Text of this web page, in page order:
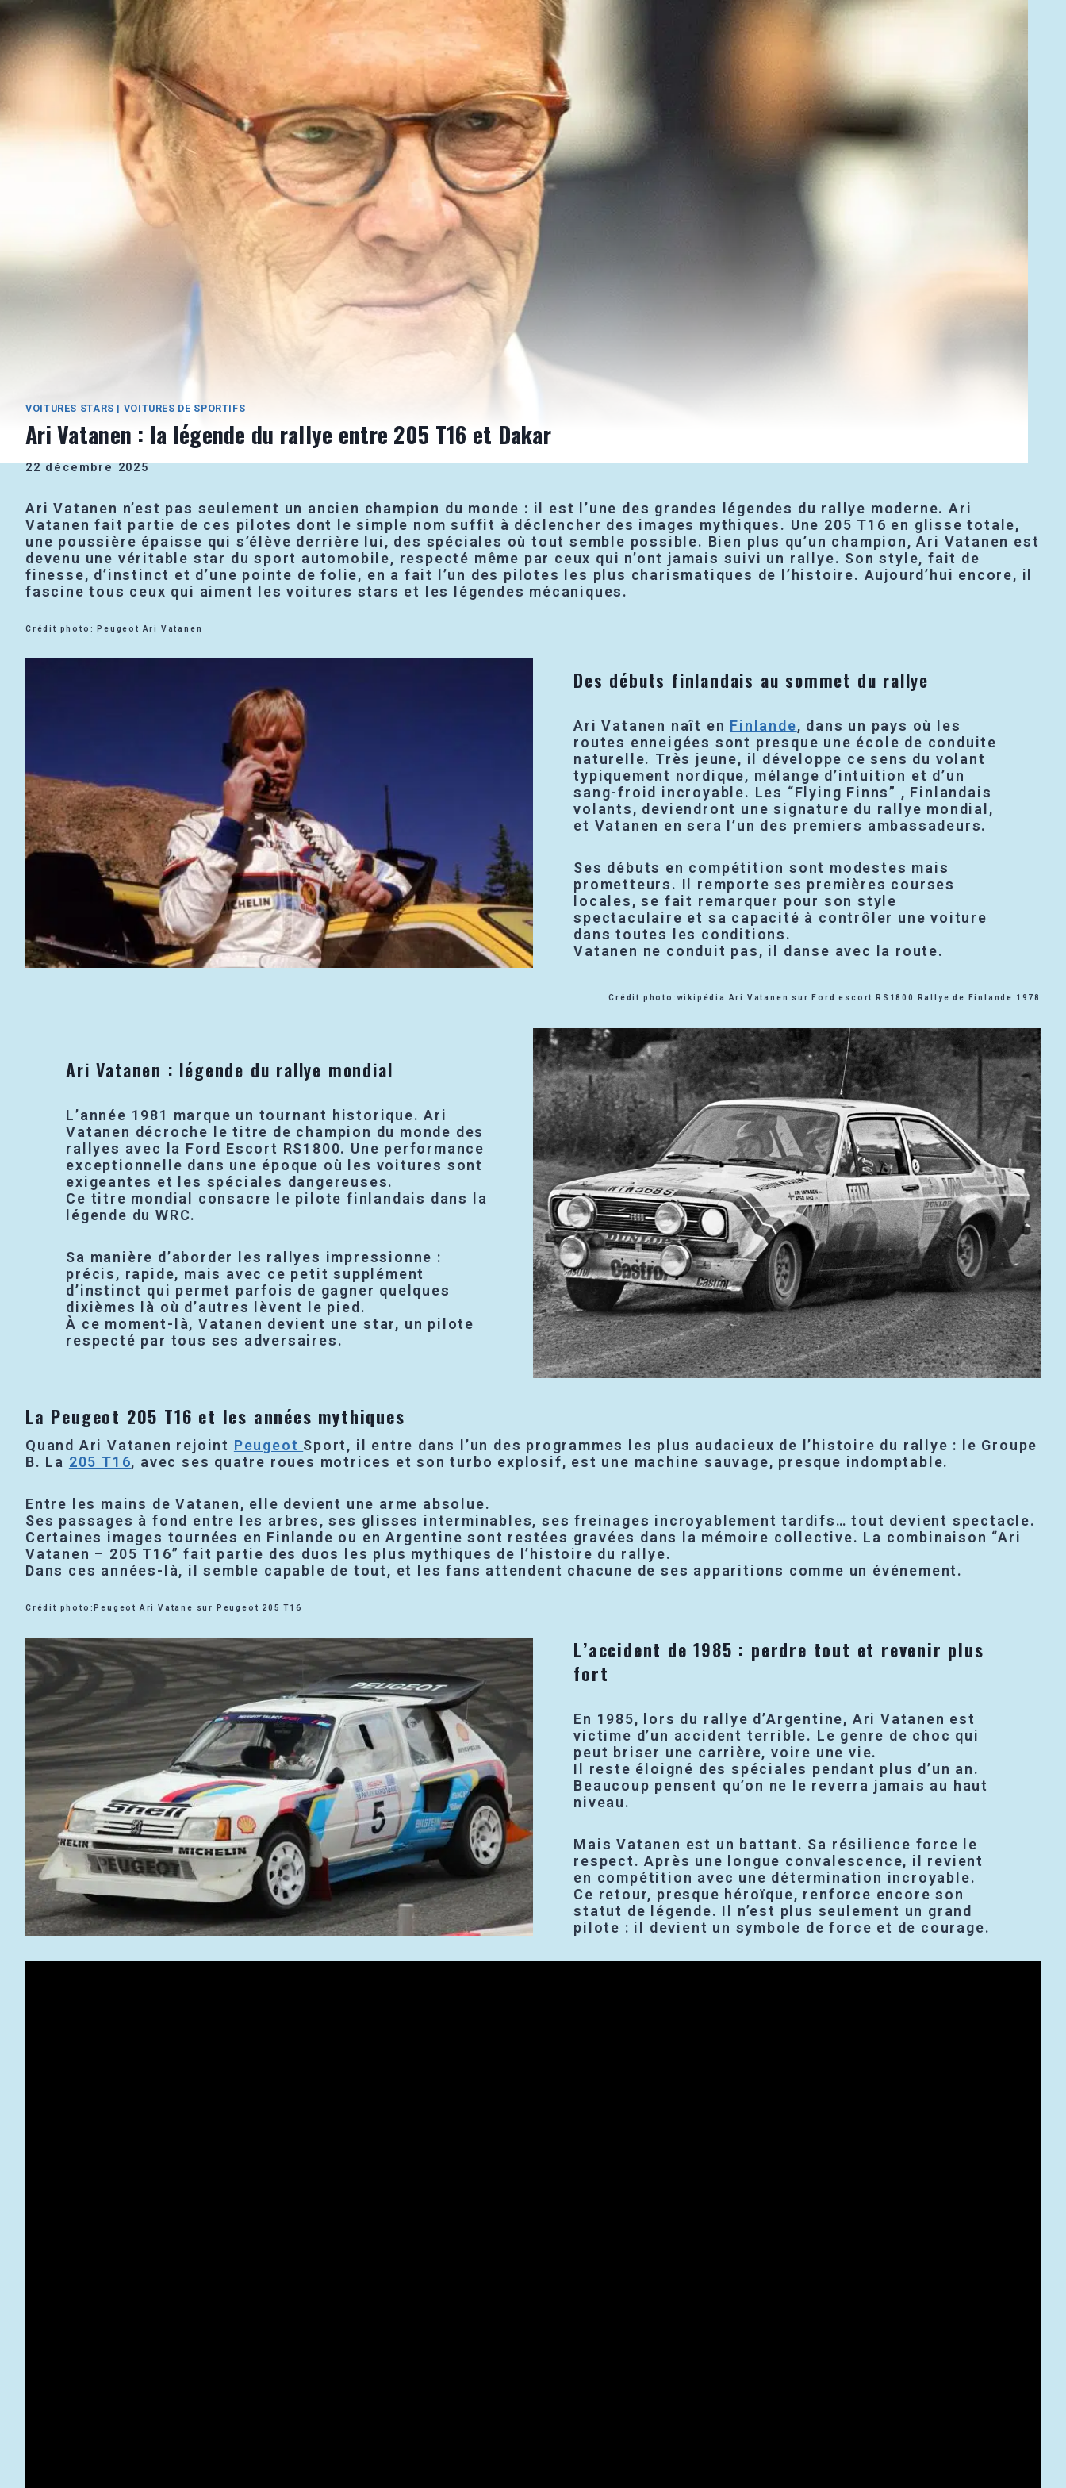
VOITURES STARS | VOITURES DE SPORTIFS
Ari Vatanen : la légende du rallye entre 205 T16 et Dakar
22 décembre 2025
Ari Vatanen n’est pas seulement un ancien champion du monde : il est l’une des grandes légendes du rallye moderne. Ari
Vatanen fait partie de ces pilotes dont le simple nom suffit à déclencher des images mythiques. Une 205 T16 en glisse totale,
une poussière épaisse qui s’élève derrière lui, des spéciales où tout semble possible. Bien plus qu’un champion, Ari Vatanen est
devenu une véritable star du sport automobile, respecté même par ceux qui n’ont jamais suivi un rallye. Son style, fait de
finesse, d’instinct et d’une pointe de folie, en a fait l’un des pilotes les plus charismatiques de l’histoire. Aujourd’hui encore, il
fascine tous ceux qui aiment les voitures stars et les légendes mécaniques.
Crédit photo: Peugeot Ari Vatanen
Des débuts finlandais au sommet du rallye
Ari Vatanen naît en Finlande, dans un pays où les
routes enneigées sont presque une école de conduite
naturelle. Très jeune, il développe ce sens du volant
typiquement nordique, mélange d’intuition et d’un
sang-froid incroyable. Les “Flying Finns” , Finlandais
volants, deviendront une signature du rallye mondial,
et Vatanen en sera l’un des premiers ambassadeurs.
Ses débuts en compétition sont modestes mais
prometteurs. Il remporte ses premières courses
locales, se fait remarquer pour son style
spectaculaire et sa capacité à contrôler une voiture
dans toutes les conditions.
Vatanen ne conduit pas, il danse avec la route.
Crédit photo:wikipédia Ari Vatanen sur Ford escort RS1800 Rallye de Finlande 1978
Ari Vatanen : légende du rallye mondial
L’année 1981 marque un tournant historique. Ari
Vatanen décroche le titre de champion du monde des
rallyes avec la Ford Escort RS1800. Une performance
exceptionnelle dans une époque où les voitures sont
exigeantes et les spéciales dangereuses.
Ce titre mondial consacre le pilote finlandais dans la
légende du WRC.
Sa manière d’aborder les rallyes impressionne :
précis, rapide, mais avec ce petit supplément
d’instinct qui permet parfois de gagner quelques
dixièmes là où d’autres lèvent le pied.
À ce moment-là, Vatanen devient une star, un pilote
respecté par tous ses adversaires.
La Peugeot 205 T16 et les années mythiques
Quand Ari Vatanen rejoint Peugeot Sport, il entre dans l’un des programmes les plus audacieux de l’histoire du rallye : le Groupe
B. La 205 T16, avec ses quatre roues motrices et son turbo explosif, est une machine sauvage, presque indomptable.
Entre les mains de Vatanen, elle devient une arme absolue.
Ses passages à fond entre les arbres, ses glisses interminables, ses freinages incroyablement tardifs… tout devient spectacle.
Certaines images tournées en Finlande ou en Argentine sont restées gravées dans la mémoire collective. La combinaison “Ari
Vatanen – 205 T16” fait partie des duos les plus mythiques de l’histoire du rallye.
Dans ces années-là, il semble capable de tout, et les fans attendent chacune de ses apparitions comme un événement.
Crédit photo:Peugeot Ari Vatane sur Peugeot 205 T16
L’accident de 1985 : perdre tout et revenir plus
fort
En 1985, lors du rallye d’Argentine, Ari Vatanen est
victime d’un accident terrible. Le genre de choc qui
peut briser une carrière, voire une vie.
Il reste éloigné des spéciales pendant plus d’un an.
Beaucoup pensent qu’on ne le reverra jamais au haut
niveau.
Mais Vatanen est un battant. Sa résilience force le
respect. Après une longue convalescence, il revient
en compétition avec une détermination incroyable.
Ce retour, presque héroïque, renforce encore son
statut de légende. Il n’est plus seulement un grand
pilote : il devient un symbole de force et de courage.